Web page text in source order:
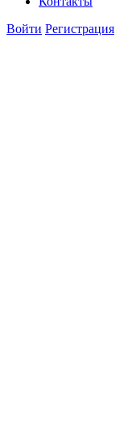
Войти Регистрация